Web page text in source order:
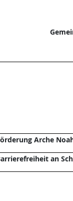
Arche
an